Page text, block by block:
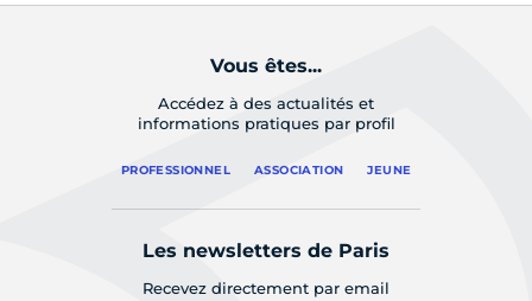
Vous êtes...
Accédez à des actualités et
informations pratiques par profil
PROFESSIONNEL ASSOCIATION JEUNE
Les newsletters de Paris
Recevez directement par email